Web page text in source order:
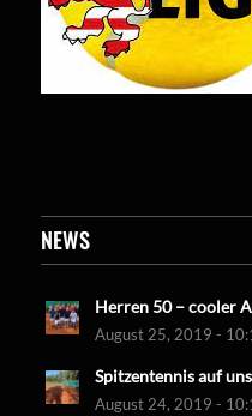
NEWS
Herren 50 – cooler
August 25, 2019 -
Spitzentennis auf
August 24, 2019 -